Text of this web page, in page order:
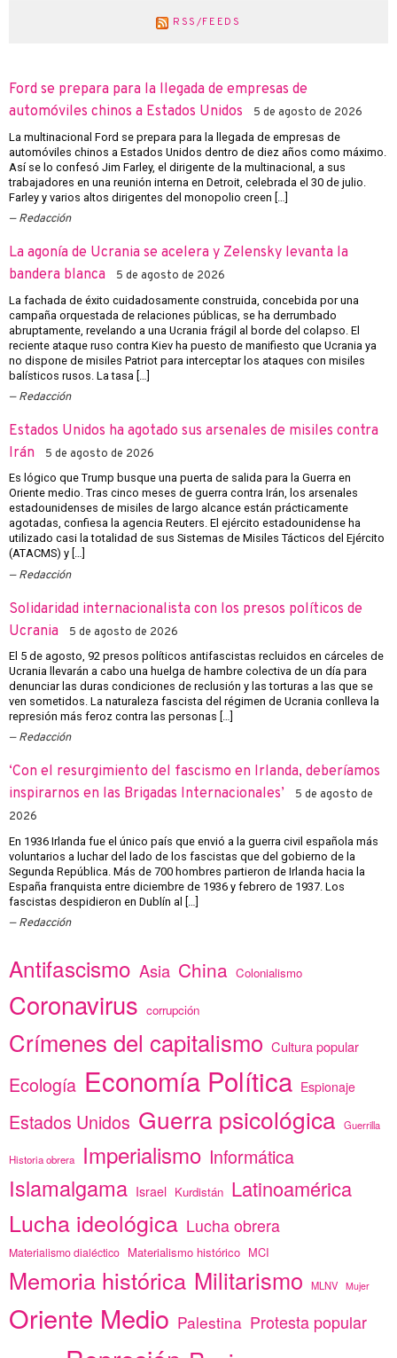
RSS/FEEDS
Ford se prepara para la llegada de empresas de
automóviles chinos a Estados Unidos
5 de agosto de 2026
La multinacional Ford se prepara para la llegada de empresas de
automóviles chinos a Estados Unidos dentro de diez años como máximo.
Así se lo confesó Jim Farley, el dirigente de la multinacional, a sus
trabajadores en una reunión interna en Detroit, celebrada el 30 de julio.
Farley y varios altos dirigentes del monopolio creen […]
Redacción
La agonía de Ucrania se acelera y Zelensky levanta la
bandera blanca
5 de agosto de 2026
La fachada de éxito cuidadosamente construida, concebida por una
campaña orquestada de relaciones públicas, se ha derrumbado
abruptamente, revelando a una Ucrania frágil al borde del colapso. El
reciente ataque ruso contra Kiev ha puesto de manifiesto que Ucrania ya
no dispone de misiles Patriot para interceptar los ataques con misiles
balísticos rusos. La tasa […]
Redacción
Estados Unidos ha agotado sus arsenales de misiles contra
Irán
5 de agosto de 2026
Es lógico que Trump busque una puerta de salida para la Guerra en
Oriente medio. Tras cinco meses de guerra contra Irán, los arsenales
estadounidenses de misiles de largo alcance están prácticamente
agotadas, confiesa la agencia Reuters. El ejército estadounidense ha
utilizado casi la totalidad de sus Sistemas de Misiles Tácticos del Ejército
(ATACMS) y […]
Redacción
Solidaridad internacionalista con los presos políticos de
Ucrania
5 de agosto de 2026
El 5 de agosto, 92 presos políticos antifascistas recluidos en cárceles de
Ucrania llevarán a cabo una huelga de hambre colectiva de un día para
denunciar las duras condiciones de reclusión y las torturas a las que se
ven sometidos. La naturaleza fascista del régimen de Ucrania conlleva la
represión más feroz contra las personas […]
Redacción
‘Con el resurgimiento del fascismo en Irlanda, deberíamos
inspirarnos en las Brigadas Internacionales’
5 de agosto de
2026
En 1936 Irlanda fue el único país que envió a la guerra civil española más
voluntarios a luchar del lado de los fascistas que del gobierno de la
Segunda República. Más de 700 hombres partieron de Irlanda hacia la
España franquista entre diciembre de 1936 y febrero de 1937. Los
fascistas despidieron en Dublín al […]
Redacción
Antifascismo Asia China Colonialismo
Coronavirus corrupción
Crímenes del capitalismo Cultura popular
Ecología Economía Política Espionaje
Estados Unidos Guerra psicológica Guerrilla
Historia obrera Imperialismo Informática
Islamalgama Israel Kurdistán Latinoamérica
Lucha ideológica Lucha obrera
Materialismo dialéctico Materialismo histórico MCI
Memoria histórica Militarismo MLNV Mujer
Oriente Medio Palestina Protesta popular